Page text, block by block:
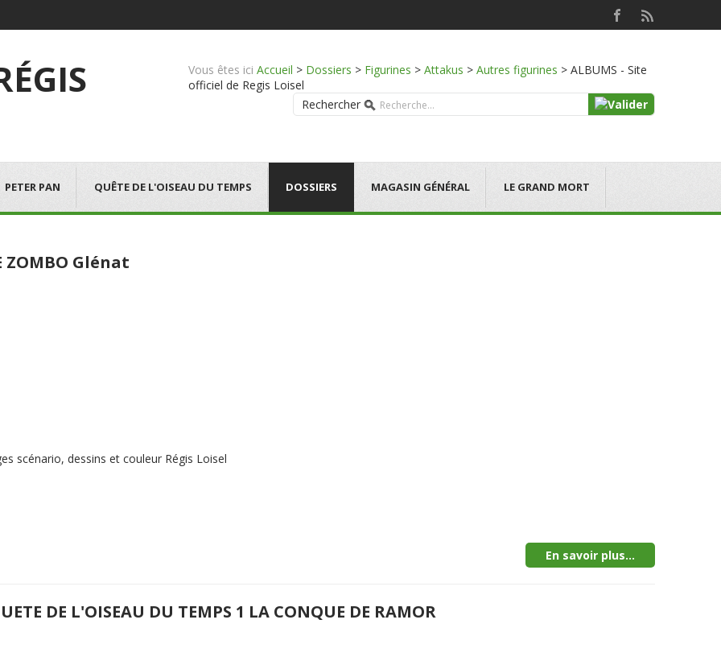
Vous êtes ici Accueil > Dossiers > Figurines > Attakus > Autres figurines > ALBUMS - Site
officiel de Regis Loisel
Rechercher
PETER PAN QUÊTE DE L'OISEAU DU TEMPS DOSSIERS MAGASIN GÉNÉRAL LE GRAND MORT
ZOMBO Glénat
scénario, dessins et couleur Régis Loisel
En savoir plus...
DE L'OISEAU DU TEMPS 1 LA CONQUE DE RAMOR